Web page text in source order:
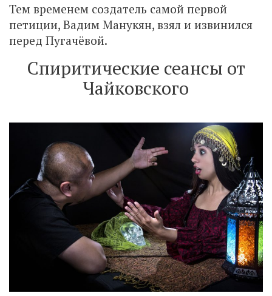
Тем временем создатель самой первой
петиции, Вадим Манукян, взял и извинился
перед Пугачёвой.
Спиритические сеансы от
Чайковского